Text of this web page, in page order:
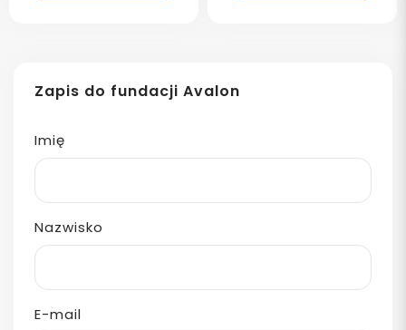
Zapis do fundacji Avalon
Imię
Nazwisko
E-mail